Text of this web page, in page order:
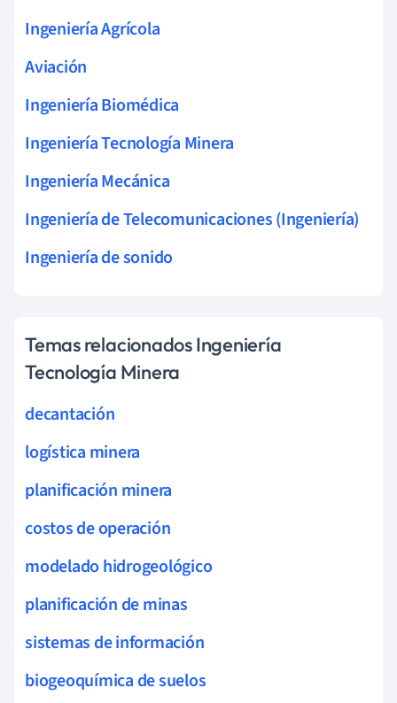
Ingeniería Agrícola
Aviación
Ingeniería Biomédica
Ingeniería Tecnología Minera
Ingeniería Mecánica
Ingeniería de Telecomunicaciones (Ingeniería)
Ingeniería de sonido
Temas relacionados Ingeniería
Tecnología Minera
decantación
logística minera
planificación minera
costos de operación
modelado hidrogeológico
planificación de minas
sistemas de información
biogeoquímica de suelos